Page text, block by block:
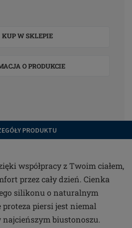
KUP W SKLEPIE
O PRODUKCIE
PRODUKTU
współpracy z Twoim ciałem,
przez cały dzień. Cienka
silikonu o naturalnym
piersi jest niemal
biustonoszu.